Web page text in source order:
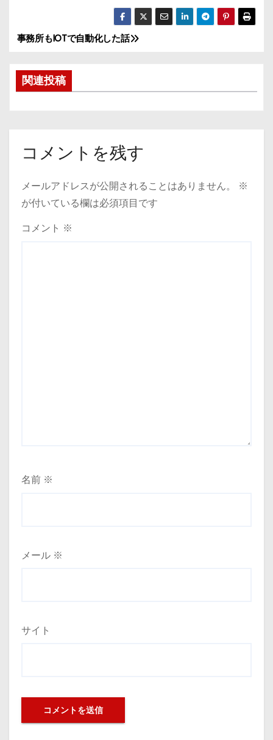
投
稿
ナ
ゲ
シ
ョ
事務所もIOTで自動化した話
関連投稿
コメントを残す
メールアドレスが公開されることはありません。
※
が付いている欄は必須項目です
コメント ※
名前 ※
メール ※
サイト